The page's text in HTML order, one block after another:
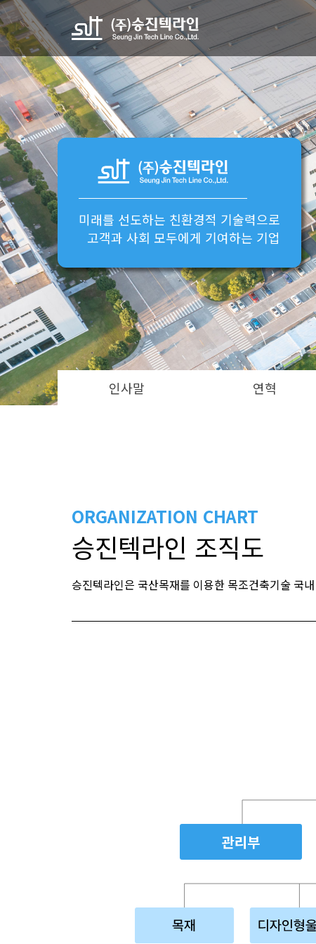
미래를 선도하는 친환경적 기술력으로
고객과 사회 모두에게 기여하는 기업
인사말 연혁
ORGANIZATION CHART
승진텍라인 조직도
승진텍라인은 국산목재를 이용한 목조건축기술 국